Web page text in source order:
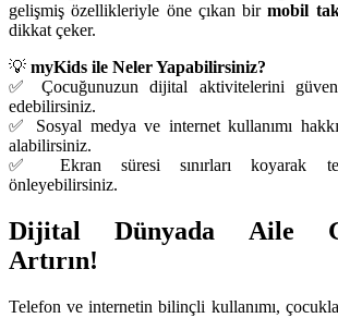
gelişmiş özellikleriyle öne çıkan birmobil
dikkat çeker.
💡 myKids ile Neler Yapabilirsiniz?
✅ Çocuğunuzun dijital aktivitelerini
edebilirsiniz.
✅ Sosyal medya ve internet kullanımı
alabilirsiniz.
✅ Ekran süresi sınırları koyarak
önleyebilirsiniz.
Dijital Dünyada Aile
Artırın!
Telefon ve internetin bilinçli kullanımı,